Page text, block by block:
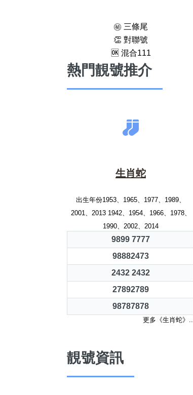
㊙️ 三條尾
👏 對聯號
🆗️ 混合111
熱門靚號推介
生肖蛇
出生年份1953、1965、1977、1989、
2001、2013 1942、1954、1966、1978、
1990、2002、2014
9899 7777
98882473
2432 2432
27892789
98787878
更多《生肖蛇》..
靚號資訊